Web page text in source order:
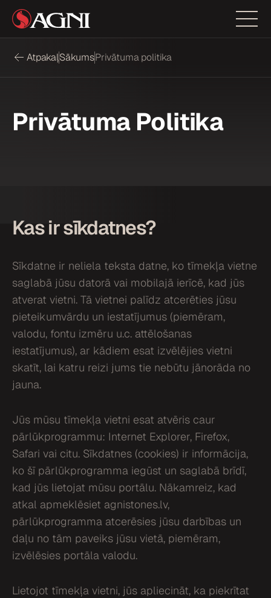
AtpakaļSākumsPrivātuma politika
Privātuma Politika
Kas ir sīkdatnes?
Sīkdatne ir neliela teksta datne, ko tīmekļa vietne
saglabā jūsu datorā vai mobilajā ierīcē, kad jūs
atverat vietni. Tā vietnei palīdz atcerēties jūsu
pieteikumvārdu un iestatījumus (piemēram,
valodu, fontu izmēru u.c. attēlošanas
iestatījumus), ar kādiem esat izvēlējies vietni
skatīt, lai katru reizi jums tie nebūtu jānorāda no
jauna.
Jūs mūsu tīmekļa vietni esat atvēris caur
pārlūkprogrammu: Internet Explorer, Firefox,
Safari vai citu. Sīkdatnes (cookies) ir informācija,
ko šī pārlūkprogramma iegūst un saglabā brīdī,
kad jūs lietojat mūsu portālu. Nākamreiz, kad
atkal apmeklēsiet agnistones.lv,
pārlūkprogramma atcerēsies jūsu darbības un
daļu no tām paveiks jūsu vietā, piemēram,
izvēlēsies portāla valodu.
Lietojot tīmekļa vietni, jūs apliecināt, ka piekrītat